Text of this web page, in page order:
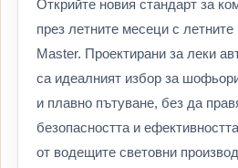
Открийте новия стандарт за
през летните месеци с
Master. Проектирани за леки
са идеалният избор за
и плавно пътуване, без да
безопасността и
от водещите световни